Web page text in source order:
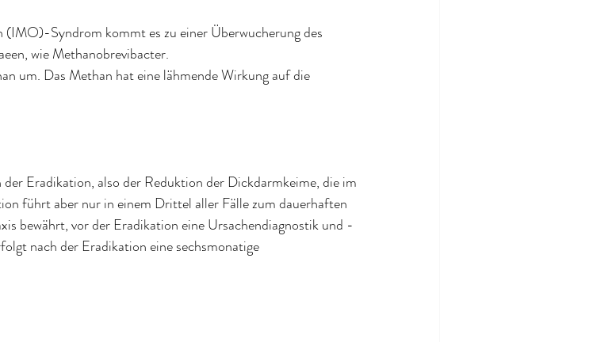
Syndrom kommt es zu einer Überwucherung des
wie Methanobrevibacter.
um. Das Methan hat eine lähmende Wirkung auf die
Eradikation, also der Reduktion der Dickdarmkeime, die im
führt aber nur in einem Drittel aller Fälle zum dauerhaften
bewährt, vor der Eradikation eine Ursachendiagnostik und -
nach der Eradikation eine sechsmonatige